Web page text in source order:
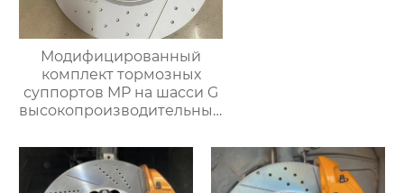
Модифицированный
комплект тормозных
суппортов MP на шасси G
высокопроизводительный
тормозов тормозной
суппорт для BMW серии
g38 g30 g12 g02